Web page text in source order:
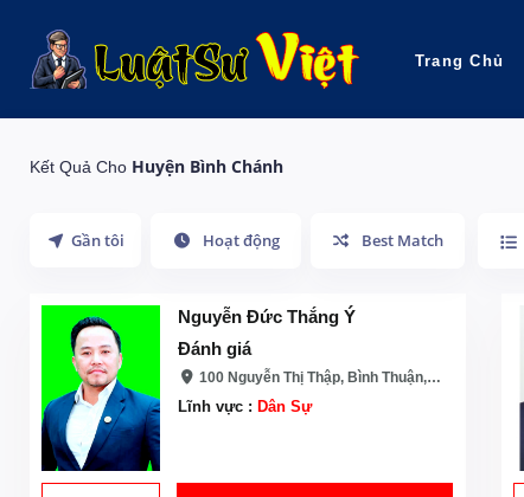
Trang Chủ
Kết Quả Cho Huyện Bình Chánh
Gần tôi Hoạt động Best Match
Nguyễn Đức Thắng Ý
Đánh giá
100 Nguyễn Thị Thập, Bình Thuận, Quận 7, Thành phố Hồ Chí Minh
Lĩnh vực : Dân Sự